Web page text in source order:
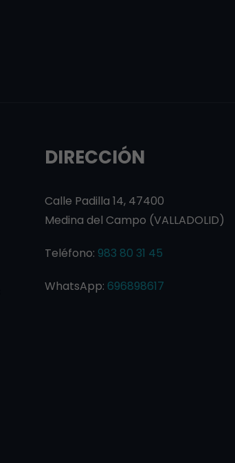
DIRECCIÓN
Calle Padilla 14, 47400
Medina del Campo (VALLADOLID)
Teléfono: 983 80 31 45
WhatsApp: 696898617